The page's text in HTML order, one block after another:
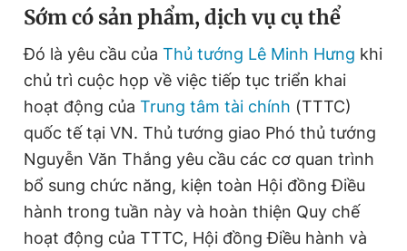
Sản phẩm khác
Tiện ích Bạn cần biết
Thông tin tòa soạn Liên hệ quảng cáo
Đọc Thanh Niên trên điện thoại
Sớm có sản phẩm, dịch vụ cụ thể
Đó là yêu cầu của Thủ tướng Lê Minh Hưng khi
chủ trì cuộc họp về việc tiếp tục triển khai
hoạt động của Trung tâm tài chính (TTTC)
quốc tế tại VN. Thủ tướng giao Phó thủ tướng
Nguyễn Văn Thắng yêu cầu các cơ quan trình
bổ sung chức năng, kiện toàn Hội đồng Điều
hành trong tuần này và hoàn thiện Quy chế
hoạt động của TTTC, Hội đồng Điều hành và